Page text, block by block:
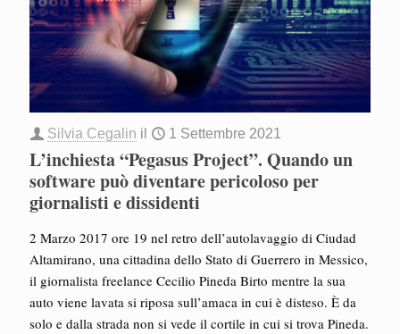
Silvia Cegalin il 1 Settembre 2021
L’inchiesta “Pegasus Project”. Quando un
software può diventare pericoloso per
giornalisti e dissidenti
2 Marzo 2017 ore 19 nel retro dell’autolavaggio di Ciudad
Altamirano, una cittadina dello Stato di Guerrero in Messico,
il giornalista freelance Cecilio Pineda Birto mentre la sua
auto viene lavata si riposa sull’amaca in cui è disteso. È da
solo e dalla strada non si vede il cortile in cui si trova Pineda.